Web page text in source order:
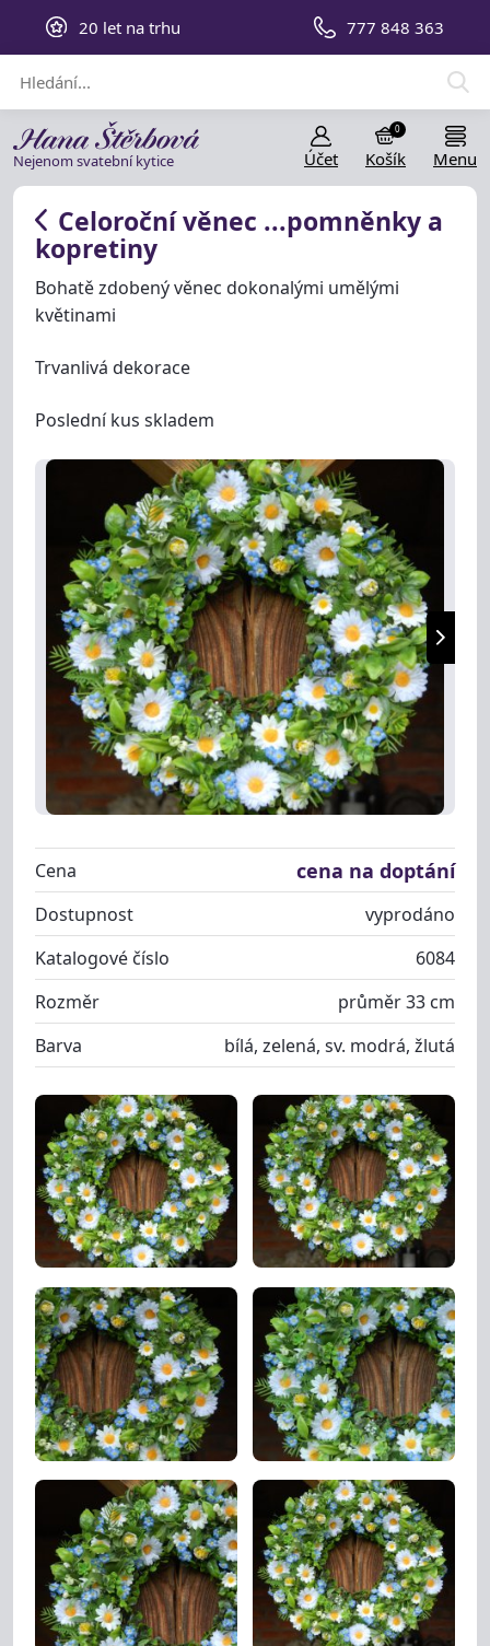
20 let na trhu 777 848 363
Nejenom svatební kytice Účet Košík
0
Menu
Celoroční věnec ...pomněnky a
kopretiny
Bohatě zdobený věnec dokonalými umělými
květinami
Trvanlivá dekorace
Poslední kus skladem
Cena cena na doptání
Dostupnost
vyprodáno
Katalogové číslo
6084
Rozměr
průměr 33 cm
Barva
bílá, zelená, sv. modrá, žlutá